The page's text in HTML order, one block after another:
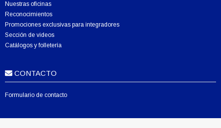
Nuestras oficinas
Reconocimientos
Promociones exclusivas para integradores
Sección de videos
Catálogos y folletería
CONTACTO
Formulario de contacto